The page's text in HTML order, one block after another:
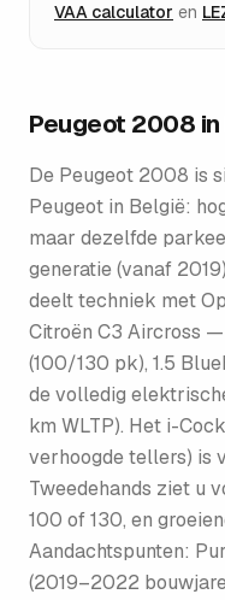
VAA calculator en
Peugeot 2008
De Peugeot 2008 is
Peugeot in België:
maar dezelfde
generatie (vanaf
deelt techniek met
Citroën C3 Aircross
(100/130 pk), 1.5
de volledig
km WLTP). Het i-
verhoogde tellers) is
Tweedehands ziet u
100 of 130, en
Aandachtspunten:
(2019–2022